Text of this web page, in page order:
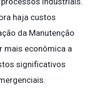
haja custos
da Manutenção
mais econômica a
significativos